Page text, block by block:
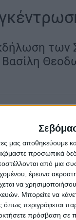
μας
προσωπικά
από μια
έρευνα
να
Μπορείτε να
περιγράφεται
πρόσβαση σε
Βασίλη
διεθνών
Οργανώσεις
7:00 μ.μ.,
απέναντι
με
εξελίξεων, με
διεθνείς
οργανωμένης